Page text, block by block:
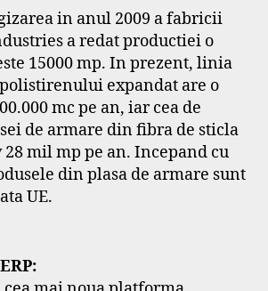
in anul 2009 a fabricii
a redat productiei o
15000 mp. In prezent, linia
expandat are o
mc pe an, iar cea de
de armare din fibra de sticla
mil mp pe an. Incepand cu
din plasa de armare sunt
UE.